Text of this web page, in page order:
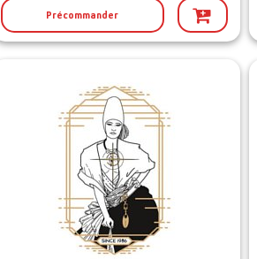
Précommander